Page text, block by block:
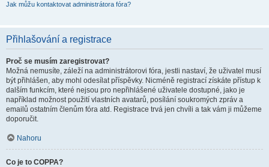
Jak můžu kontaktovat administrátora fóra?
Přihlašování a registrace
Proč se musím zaregistrovat?
Možná nemusíte, záleží na administrátorovi fóra, jestli nastaví, že uživatel musí
být přihlášen, aby mohl odesílat příspěvky. Nicméně registrací získáte přístup k
dalším funkcím, které nejsou pro nepřihlášené uživatele dostupné, jako je
například možnost použití vlastních avatarů, posílání soukromých zpráv a
emailů ostatním členům fóra atd. Registrace trvá jen chvíli a tak vám ji můžeme
doporučit.
Nahoru
Co je to COPPA?